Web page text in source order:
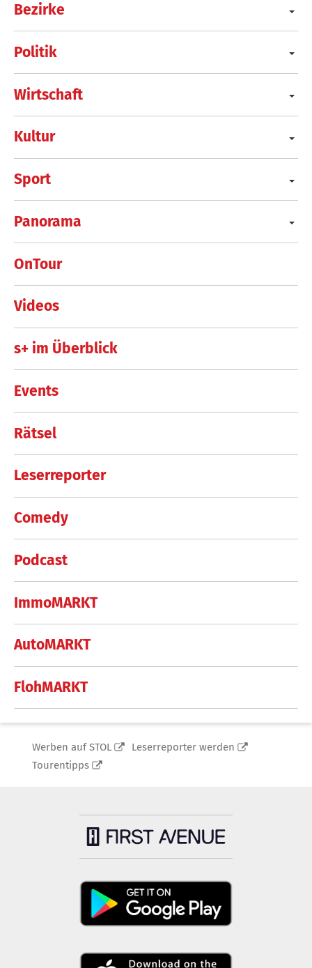
Bezirke
Politik
Wirtschaft
Kultur
Sport
Panorama
OnTour
Videos
s+ im Überblick
Events
Rätsel
Leserreporter
Comedy
Podcast
ImmoMARKT
AutoMARKT
FlohMARKT
Werben auf STOL
Leserreporter werden
Tourentipps